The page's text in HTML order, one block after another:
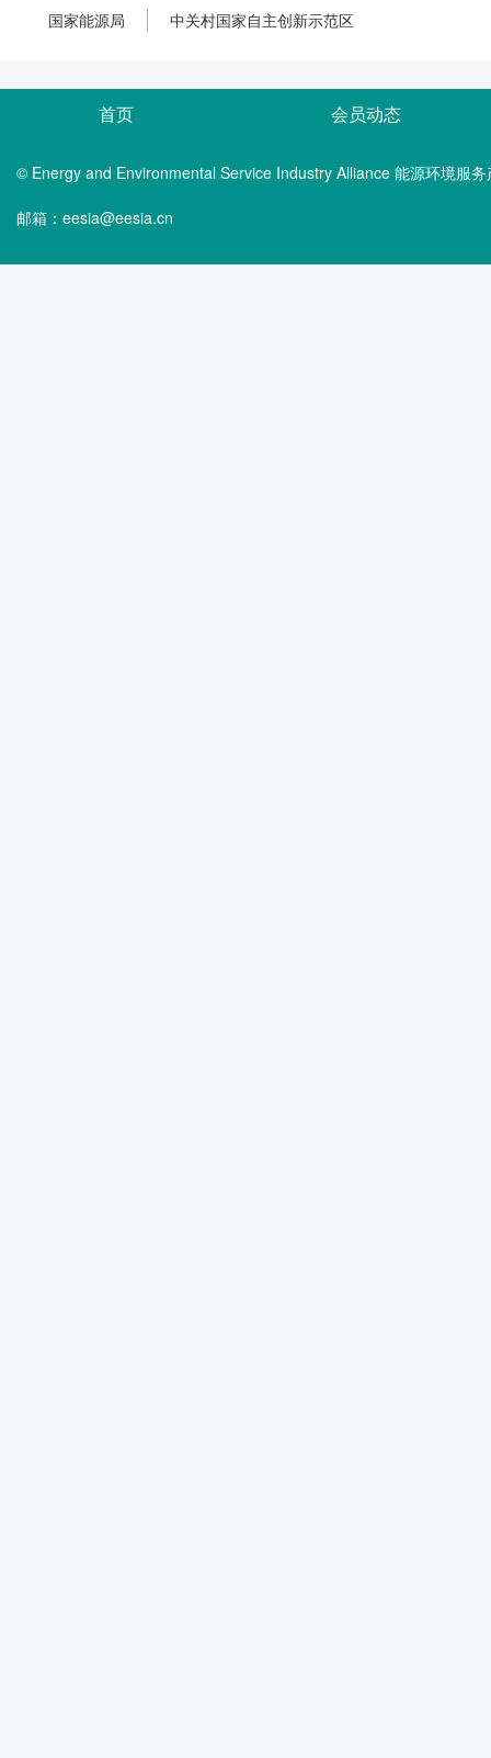
国家能源局 中关村国家自主创新示范区
首页 会员动态
© Energy and Environmental Service Industry Alliance 能源环境服
邮箱：eesia@eesia.cn